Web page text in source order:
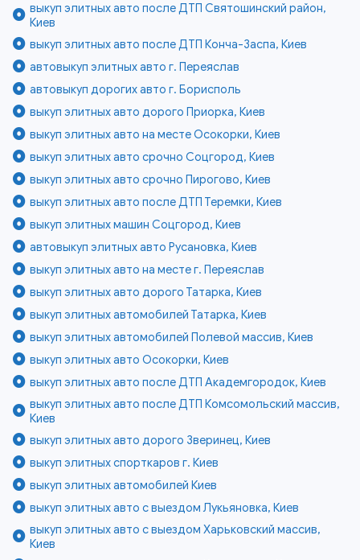
выкуп элитных авто после ДТП Святошинский район,
Киев
выкуп элитных авто после ДТП Конча-Заспа, Киев
автовыкуп элитных авто г. Переяслав
автовыкуп дорогих авто г. Борисполь
выкуп элитных авто дорого Приорка, Киев
выкуп элитных авто на месте Осокорки, Киев
выкуп элитных авто срочно Соцгород, Киев
выкуп элитных авто срочно Пирогово, Киев
выкуп элитных авто после ДТП Теремки, Киев
выкуп элитных машин Соцгород, Киев
автовыкуп элитных авто Русановка, Киев
выкуп элитных авто на месте г. Переяслав
выкуп элитных авто дорого Татарка, Киев
выкуп элитных автомобилей Татарка, Киев
выкуп элитных автомобилей Полевой массив, Киев
выкуп элитных авто Осокорки, Киев
выкуп элитных авто после ДТП Академгородок, Киев
выкуп элитных авто после ДТП Комсомольский массив,
Киев
выкуп элитных авто дорого Зверинец, Киев
выкуп элитных спорткаров г. Киев
выкуп элитных автомобилей Киев
выкуп элитных авто с выездом Лукьяновка, Киев
выкуп элитных авто с выездом Харьковский массив,
Киев